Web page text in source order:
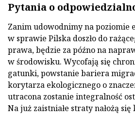
Pytania o
Zanim udowodnimy na poziomie
w sprawie Pilska doszło do
prawa, będzie za późno na
w środowisku. Wycofają się
gatunki, powstanie bariera
korytarza ekologicznego o
utracona zostanie integralność
Na już zaistniałe straty nałożą się